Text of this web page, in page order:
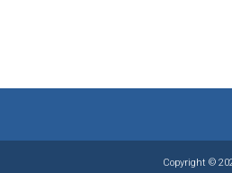
Copyright ©